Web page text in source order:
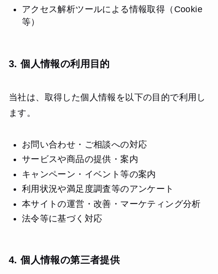
アクセス解析ツールによる情報取得（Cookie
等）
3. 個人情報の利用目的
当社は、取得した個人情報を以下の目的で利用し
ます。
お問い合わせ・ご相談への対応
サービスや商品の提供・案内
キャンペーン・イベント等の案内
利用状況や満足度調査等のアンケート
本サイトの運営・改善・マーケティング分析
法令等に基づく対応
4. 個人情報の第三者提供